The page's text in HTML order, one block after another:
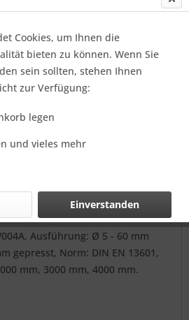
Rundstangen
00:15 0 Kommentare
Ausführung: Ø 5 - 60 mm
gepresst, Norm: DIN EN 13601,
mm, 3000 mm, 4000 mm.
Cookies, um Ihnen die
bieten zu können. Wenn Sie
sein sollten, stehen Ihnen
zur Verfügung:
legen
und vieles mehr
Einverstanden